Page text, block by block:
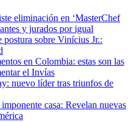
eliminación en ‘MasterChef
y jurados por igual
sobre Vinícius Jr.:
en Colombia: estas son las
el Invías
nuevo líder tras triunfos de
casa: Revelan nuevas